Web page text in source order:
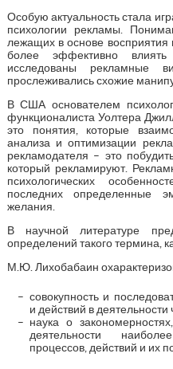
Особую актуальность стала
психологии рекламы.
лежащих в основе
более эффективно
исследованы рекламные
прослеживались схожие
В США основателем
функционалиста Уолтера
это понятия, которые
анализа и оптимизации
рекламодателя – это
который рекламируют.
психологических
последних определенные
желания.
В научной литературе
определений такого термина,
М.Ю. Лихобабаин
совокупность и
и действий в деятельности
наука о
деятельности
процессов, действий и их